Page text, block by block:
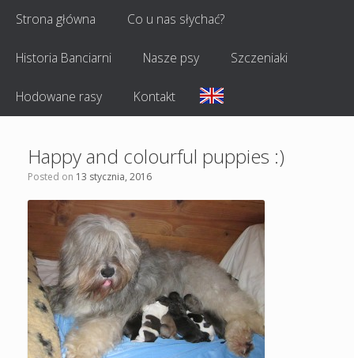
Strona główna Co u nas słychać?
Historia Banciarni Nasze psy Szczeniaki
Hodowane rasy Kontakt
Happy and colourful puppies :)
Posted on 13 stycznia, 2016